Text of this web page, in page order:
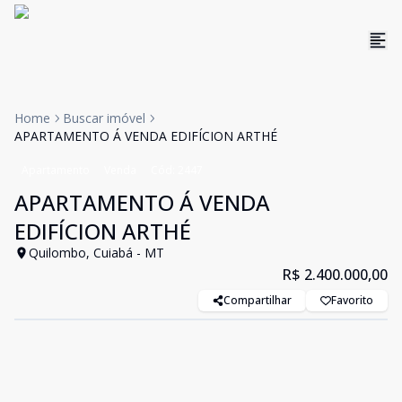
Home
Buscar imóvel
APARTAMENTO Á VENDA EDIFÍCION ARTHÉ
APARTAMENTO Á VENDA
EDIFÍCION ARTHÉ
Quilombo, Cuiabá - MT
R$ 2.400.000,00
Compartilhar Favorito